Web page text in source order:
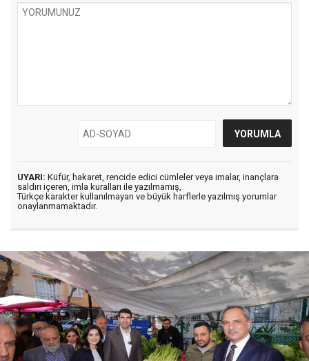
UYARI: Küfür, hakaret, rencide edici cümleler veya imalar, inançlara
saldırı içeren, imla kuralları ile yazılmamış,
Türkçe karakter kullanılmayan ve büyük harflerle yazılmış yorumlar
onaylanmamaktadır.